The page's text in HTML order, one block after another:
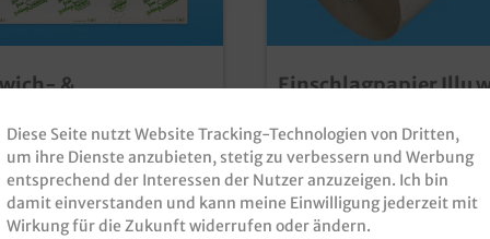
&
grün
Blatt versch.
/ Sandwichpapier
Greaseproof,
Neutraldruck grün,
Blatt im Karton
Zuschnittsgrößen gemäß
HSPBG3340
Einschlagpapier Illu
Rolle verschiedene
1Rolle AB
Einschlagpapier /
Bäckerpapier, Illu weiß, auf
verschiedene Breiten/
Auswahlgünstiges
Rolleunbedruckt weiß, für
Produktnummer: EPIR-0001
Diese Seite nutzt Website Tracking-Technologien von Dritten,
um ihre Dienste anzubieten, stetig zu verbessern und Werbung
entsprechend der Interessen der Nutzer anzuzeigen. Ich bin
damit einverstanden und kann meine Einwilligung jederzeit mit
Wirkung für die Zukunft widerrufen oder ändern.